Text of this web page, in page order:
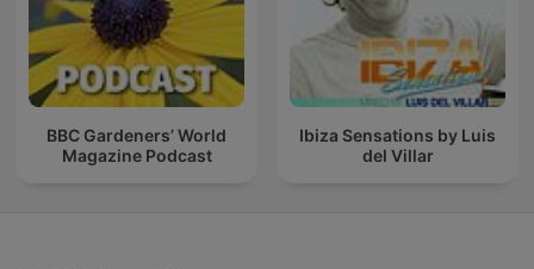
BBC Gardeners’ World
Magazine Podcast
Ibiza Sensations by Luis
del Villar